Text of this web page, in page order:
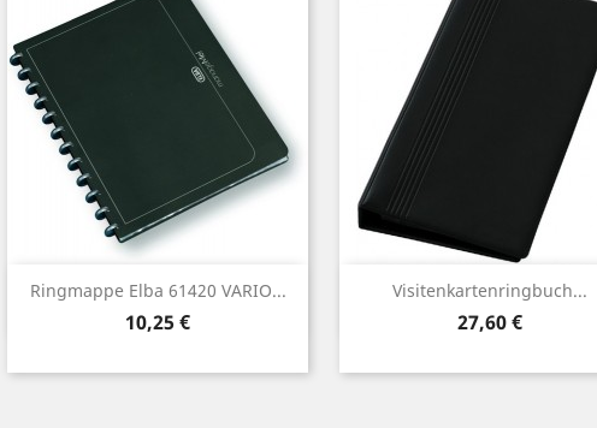
Ringmappe Elba 61420 VARIO...
Preis
10,25 €
 Vorschau Visitenkartenringbuch...
Preis
27,60 €
Vorschau